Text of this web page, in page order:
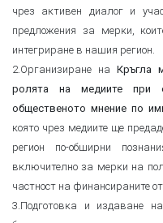
чрез активен диалог и
предложения за мерки,
интегриране в нашия регион.
2.Организиране на Кръгла
ролята на медиите при
общественото мнение по
която чрез медиите ще
регион по-обширни
включително за мерки на
частност на финансираните
3.Подготовка и издаване